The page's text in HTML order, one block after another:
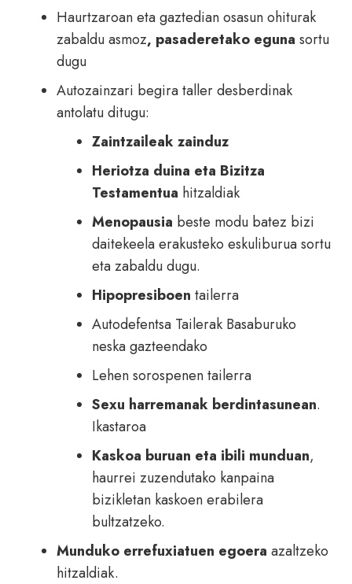
Haurtzaroan eta gaztedian osasun ohiturak
zabaldu asmoz, pasaderetako eguna sortu
dugu
Autozainzari begira taller desberdinak
antolatu ditugu:
Zaintzaileak zainduz
Heriotza duina eta Bizitza
Testamentua hitzaldiak
Menopausia beste modu batez bizi
daitekeela erakusteko eskuliburua sortu
eta zabaldu dugu.
Hipopresiboen tailerra
Autodefentsa Tailerak Basaburuko
neska gazteendako
Lehen sorospenen tailerra
Sexu harremanak berdintasunean.
Ikastaroa
Kaskoa buruan eta ibili munduan,
haurrei zuzendutako kanpaina
bizikletan kaskoen erabilera
bultzatzeko.
Munduko errefuxiatuen egoera azaltzeko
hitzaldiak.